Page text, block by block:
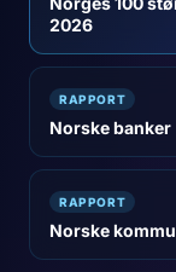
2026
RAPPORT
Norske banker
RAPPORT
Norske